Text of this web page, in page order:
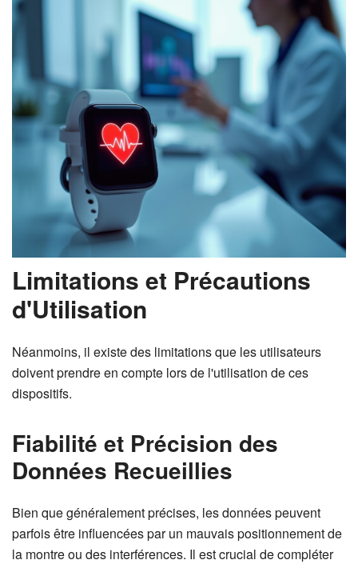
Limitations et Précautions
d'Utilisation
Néanmoins, il existe des limitations que les utilisateurs
doivent prendre en compte lors de l'utilisation de ces
dispositifs.
Fiabilité et Précision des
Données Recueillies
Bien que généralement précises, les données peuvent
parfois être influencées par un mauvais positionnement de
la montre ou des interférences. Il est crucial de compléter